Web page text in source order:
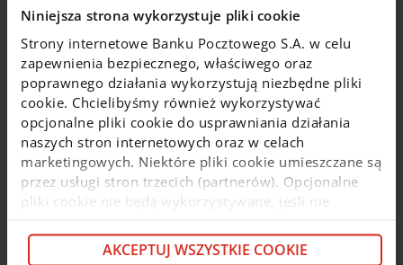
Niniejsza strona wykorzystuje pliki cookie
Strony internetowe Banku Pocztowego S.A. w celu
zapewnienia bezpiecznego, właściwego oraz
poprawnego działania wykorzystują niezbędne pliki
cookie. Chcielibyśmy również wykorzystywać
opcjonalne pliki cookie do usprawniania działania
naszych stron internetowych oraz w celach
marketingowych. Niektóre pliki cookie umieszczane są
przez usługi stron trzecich (partnerów). Opcjonalne
pliki cookie nie będą wykorzystywane, jeśli nie
cookie i partnerach znajdziesz w kolejnych zakładkach
niniejszego komunikatu oraz wPolityce cookie. Jeśli
AKCEPTUJ WSZYSTKIE COOKIE
nabycia lub zbycia jednostek uczestnictwa funduszy
inwestycyjnych zarządzanych przez IPOPEMA
Towarzystwo Funduszy Inwestycyjnych S.A.
Zobacz więcej
5 czerwca 2026
transakcji kartami
W dniu09.06.2026 r.w godz.00:00 02:00w wyniku